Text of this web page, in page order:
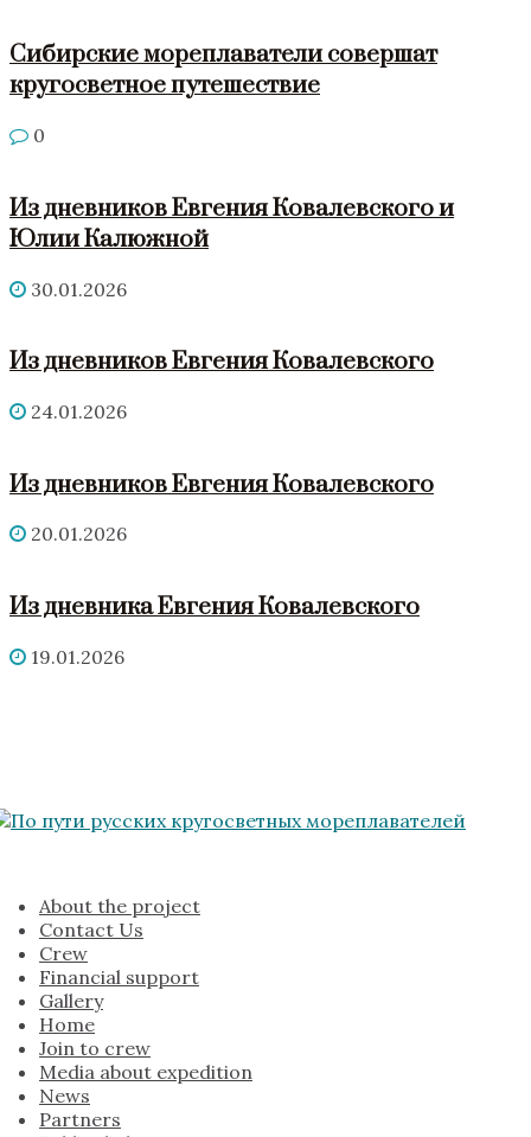
Сибирские мореплаватели совершат
кругосветное путешествие
0
Из дневников Евгения Ковалевского и
Юлии Калюжной
30.01.2026
Из дневников Евгения Ковалевского
24.01.2026
Из дневников Евгения Ковалевского
20.01.2026
Из дневника Евгения Ковалевского
19.01.2026
About the project
Contact Us
Crew
Financial support
Gallery
Home
Join to crew
Media about expedition
News
Partners